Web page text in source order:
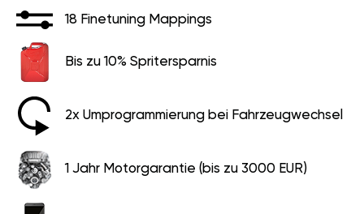
18 Finetuning Mappings
Bis zu 10% Spritersparnis
2x Umprogrammierung bei Fahrzeugwechsel
1 Jahr Motorgarantie (bis zu 3000 EUR)